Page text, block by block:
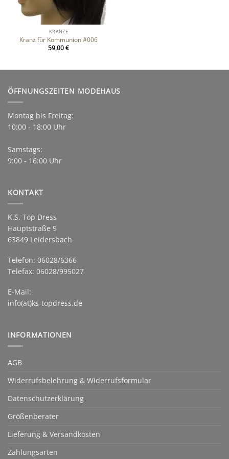
KRÄNZE
Kranz für Kommunion #006
59,00€
ÖFFNUNGSZEITEN MODEHAUS
Montag bis Freitag:
10:00 - 18:00 Uhr
Samstags:
9:00 - 16:00 Uhr
KONTAKT
K.S. Top Dress
Hauptstraße 9
63849 Leidersbach
Telefon: 06028/6366
Telefax: 06028/995027
E-Mail:
info(at)ks-topdress.de
INFORMATIONEN
AGB
Widerrufsbelehrung & Widerrufsformular
Datenschutzerklärung
Größenberater
Lieferung & Versandkosten
Zahlungsarten